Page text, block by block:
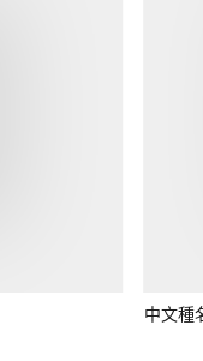
中文種